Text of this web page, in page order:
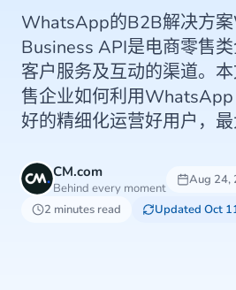
WhatsApp的B2B解决方
Business API是电商零售
客户服务及互动的渠道。
售企业如何利用
好的精细化运营好用户，最
CM.com
Behind every moment
Aug 24,
2 minutes read
Updated Oct